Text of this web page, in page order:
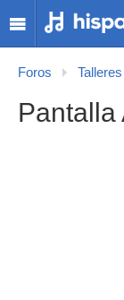
Foros Talleres
Pantalla